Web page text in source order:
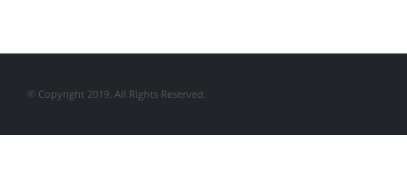
© Copyright 2019. All Rights Reserved.